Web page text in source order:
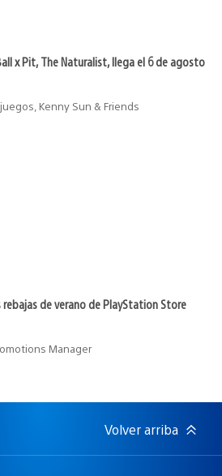
x Pit, The Naturalist, llega el 6 de agosto
Kenny Sun & Friends
rebajas de verano de PlayStation Store
Manager
Volver arriba